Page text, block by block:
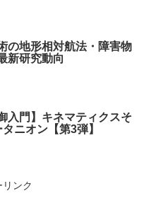
の地形相対航法・障害物
新研究動向
入門】キネマティクスそ
ニオン【第3弾】
リンク